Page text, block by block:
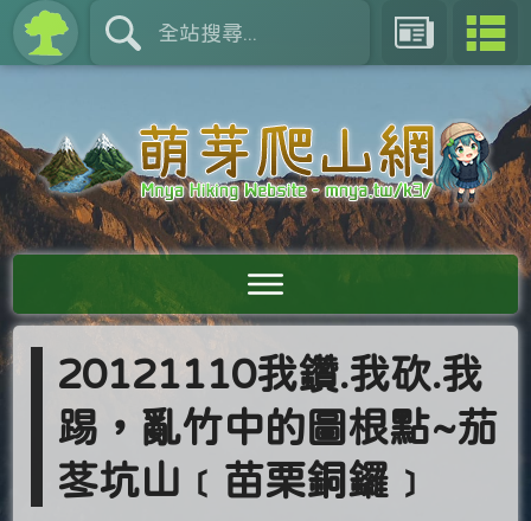
20121110我鑽.我砍.我
踢，亂竹中的圖根點~茄
苳坑山﹝苗栗銅鑼﹞